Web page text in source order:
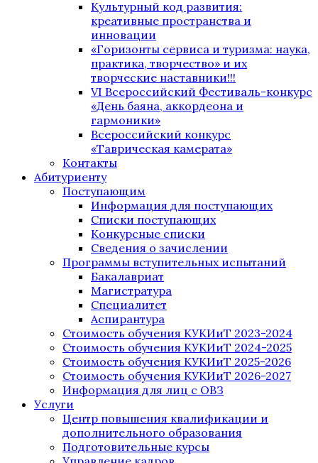
Культурный код развития:
креативные пространства и
инновации
«Горизонты сервиса и туризма: наука,
практика, творчество» и их
творческие наставники!!!
VI Всероссийский Фестиваль-конкурс
«День баяна, аккордеона и
гармоники»
Всероссийский конкурс
«Таврическая камерата»
Контакты
Абитуриенту
Поступающим
Информация для поступающих
Списки поступающих
Конкурсные списки
Сведения о зачислении
Программы вступительных испытаний
Бакалавриат
Магистратура
Специалитет
Аспирантура
Стоимость обучения КУКИиТ 2023-2024
Стоимость обучения КУКИиТ 2024-2025
Стоимость обучения КУКИиТ 2025-2026
Стоимость обучения КУКИиТ 2026-2027
Информация для лиц с ОВЗ
Услуги
Центр повышения квалификации и
дополнительного образования
Подготовительные курсы